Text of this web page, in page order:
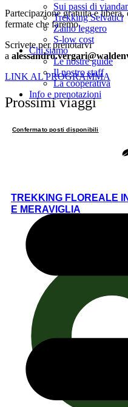
Sui passi di
Trekking Selvatici
Zaino leggero
S-low cost
Chi siamo
Le nostre guide
Il nostro staff
La cooperativa
Info e prenotazioni
Partecipazione gratuita e libera,
fermate che faremo.
Scrivete per prenotarvi
a
LINK AL PROGRAMMA
Prossimi viaggi
Confermato posti disponibili
TREKKING FLOREALE
E MERAVIGLIA